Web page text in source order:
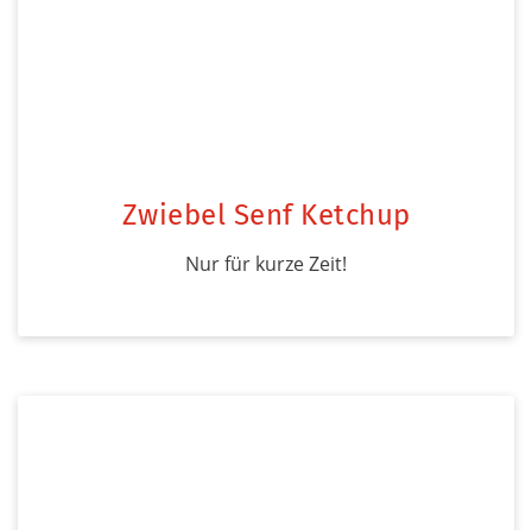
Zwiebel Senf Ketchup
Nur für kurze Zeit!